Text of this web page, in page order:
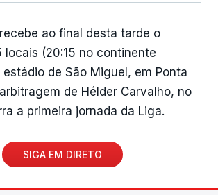
ao final desta tarde o
locais (20:15 no continente
de São Miguel, em Ponta
de Hélder Carvalho, no
a primeira jornada da Liga.
SIGA EM DIRETO